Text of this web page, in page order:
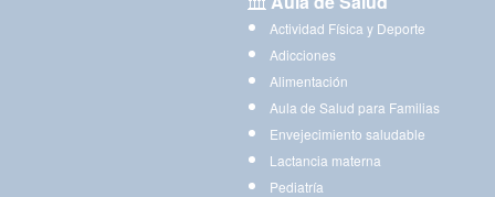
Actividad Física y Deporte
Adicciones
Alimentación
Aula de Salud para Familias
Envejecimiento saludable
Lactancia materna
Pediatría